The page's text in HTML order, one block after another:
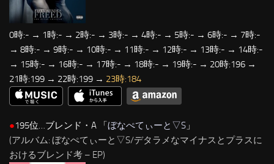
0時:- → 1時:- → 2時:- → 3時:- → 4時:- → 5時:- → 6時:- → 7時:-
→ 8時:- → 9時:- → 10時:- → 11時:- → 12時:- → 13時:- → 14時:-
→ 15時:- → 16時:- → 17時:- → 18時:- → 19時:- → 20時:196 →
21時:199 → 22時:199 → 23時:184
●195位…ブレンド・A 「ぼなぺてぃーと▽S 」
(アルバム: ぼなぺてぃーと▽S/デタラメなマイナスとプラスに
おけるブレンド考 – EP)